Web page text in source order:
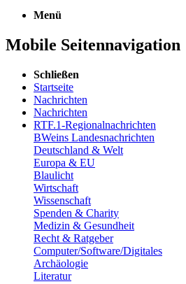
Menü
Mobile Seitennavigation
Schließen
Startseite
Nachrichten
Nachrichten
RTF.1-Regionalnachrichten
BWeins Landesnachrichten
Deutschland & Welt
Europa & EU
Blaulicht
Wirtschaft
Wissenschaft
Spenden & Charity
Medizin & Gesundheit
Recht & Ratgeber
Computer/Software/Digitales
Archäologie
Literatur